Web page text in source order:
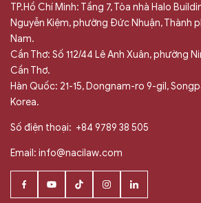
TP.Hồ Chí Minh: Tầng 7, Tòa nhà Halo
Nguyễn Kiệm, phường Đức Nhuận, Thành
Nam.
Cần Thơ: Số 112/44 Lê Anh Xuân, phường
Cần Thơ.
Hàn Quốc: 21-15, Dongnam-ro 9-gil,
Korea.
Số điện thoại: +84 9789 38 505
Email: info@nacilaw.com